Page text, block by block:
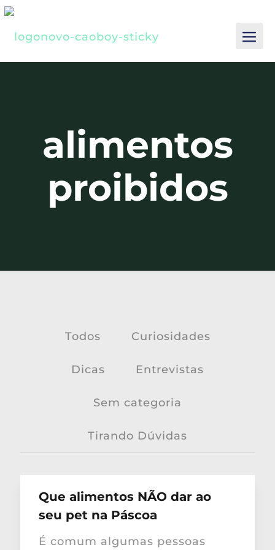
alimentos
proibidos
Todos Curiosidades
Dicas Entrevistas
Sem categoria
Tirando Dúvidas
Que alimentos NÃO dar ao
seu pet na Páscoa
É comum algumas pessoas